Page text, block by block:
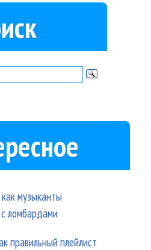
музыканты
ломбардами
правильный плейлист